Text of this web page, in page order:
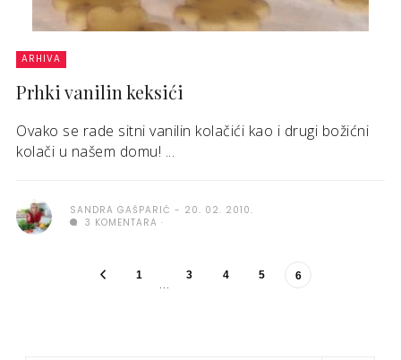
ARHIVA
Prhki vanilin keksići
Ovako se rade sitni vanilin kolačići kao i drugi božićni
kolači u našem domu! ...
SANDRA GAŠPARIĆ
20. 02. 2010.
3 KOMENTARA
1 … 3 4 5 6